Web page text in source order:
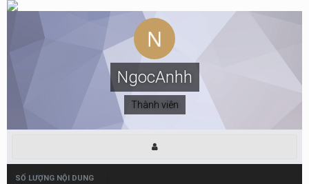
NgocAnhh
Thành viên
SỐ LƯỢNG NỘI DUNG